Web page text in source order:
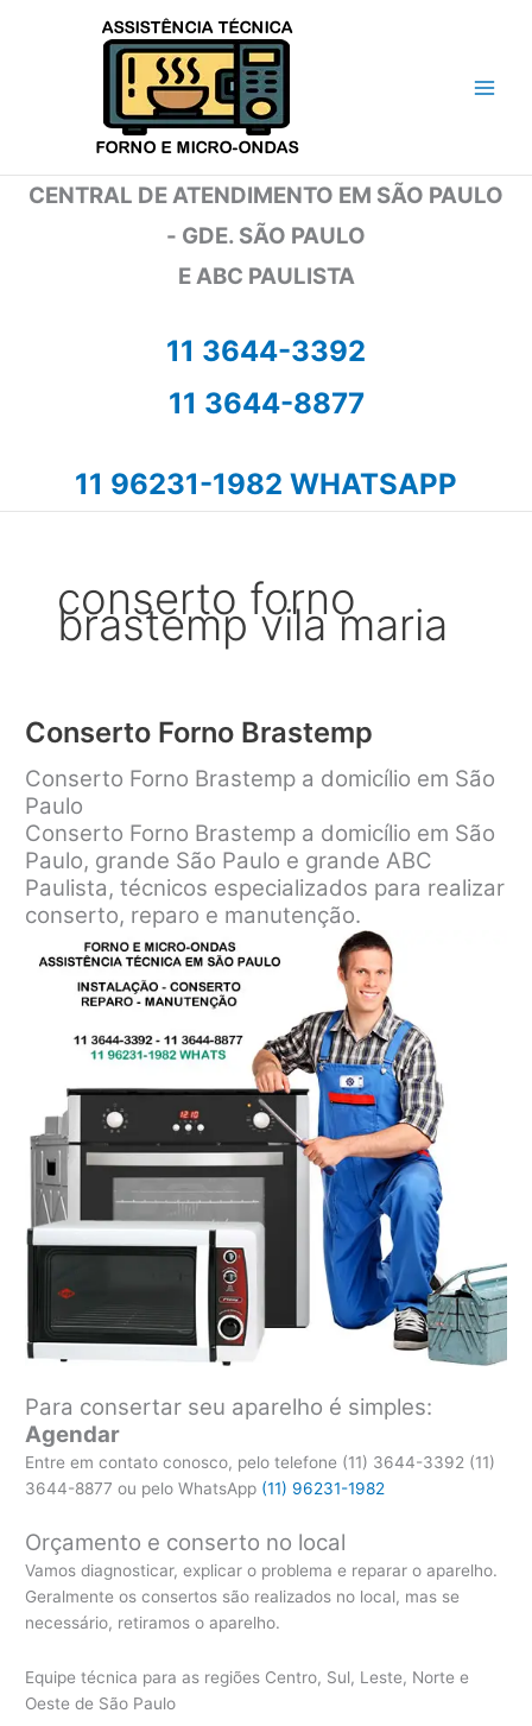
CENTRAL DE ATENDIMENTO EM SÃO PAULO
- GDE. SÃO PAULO
E ABC PAULISTA
11 3644-3392
11 3644-8877
11 96231-1982 WHATSAPP
conserto forno
brastemp vila maria
Conserto Forno Brastemp
Conserto Forno Brastemp a domicílio em São
Paulo
Conserto Forno Brastemp a domicílio em São
Paulo, grande São Paulo e grande ABC
Paulista, técnicos especializados para realizar
conserto, reparo e manutenção.
Para consertar seu aparelho é simples:
Agendar
Entre em contato conosco, pelo telefone (11) 3644-3392 (11)
3644-8877 ou pelo WhatsApp (11) 96231-1982
Orçamento e conserto no local
Vamos diagnosticar, explicar o problema e reparar o aparelho.
Geralmente os consertos são realizados no local, mas se
necessário, retiramos o aparelho.
Equipe técnica para as regiões Centro, Sul, Leste, Norte e
Oeste de São Paulo